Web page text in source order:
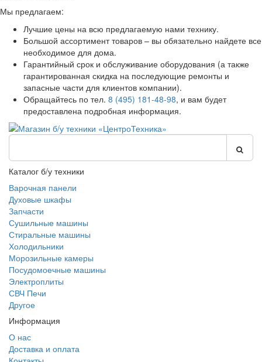
Мы предлагаем:
Лучшие цены на всю предлагаемую нами технику.
Большой ассортимент товаров – вы обязательно найдете все
необходимое для дома.
Гарантийный срок и обслуживание оборудования (а также
гарантированная скидка на последующие ремонты и
запасные части для клиентов компании).
Обращайтесь по тел. 8 (495) 181-48-98, и вам будет
предоставлена подробная информация.
Каталог б/у техники
Варочная панели
Духовые шкафы
Запчасти
Сушильные машины
Стиральные машины
Холодильники
Морозильные камеры
Посудомоечные машины
Электроплиты
СВЧ Печи
Другое
Информация
О нас
Доставка и оплата